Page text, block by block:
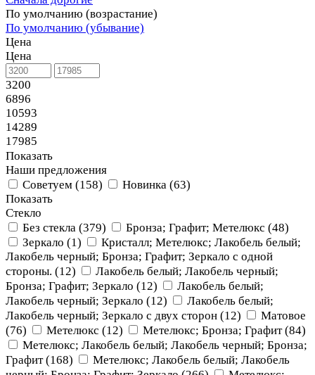
По умолчанию (возрастание)
По умолчанию (убывание)
Цена
Цена
3200
6896
10593
14289
17985
Показать
Наши предложения
Советуем (158) Новинка (63)
Показать
Стекло
Без стекла (379) Бронза; Графит; Метелюкс (48)
Зеркало (1)
Кристалл; Метелюкс; Лакобель белый;
Лакобель черный; Бронза; Графит; Зеркало с одной
cтороны. (12)
Лакобель белый; Лакобель черный;
Бронза; Графит; Зеркало (12)
Лакобель белый;
Лакобель черный; Зеркало (12)
Лакобель белый;
Лакобель черный; Зеркало с двух сторон (12)
Матовое
(76) Метелюкс (12) Метелюкс; Бронза; Графит (84)
Метелюкс; Лакобель белый; Лакобель черный; Бронза;
Графит (168)
Метелюкс; Лакобель белый; Лакобель